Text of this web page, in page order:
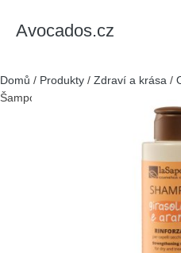
Avocados.cz
Domů / Produkty / Zdraví a krása /
Šampon se slunečnicí a sladkým